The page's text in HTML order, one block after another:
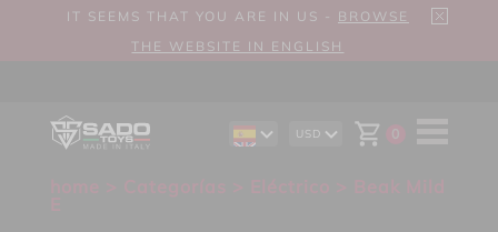
IT SEEMS THAT YOU ARE IN US - BROWSE
THE WEBSITE IN ENGLISH
USD
0